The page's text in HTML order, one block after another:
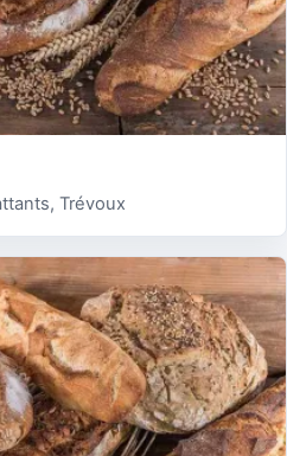
Trévoux